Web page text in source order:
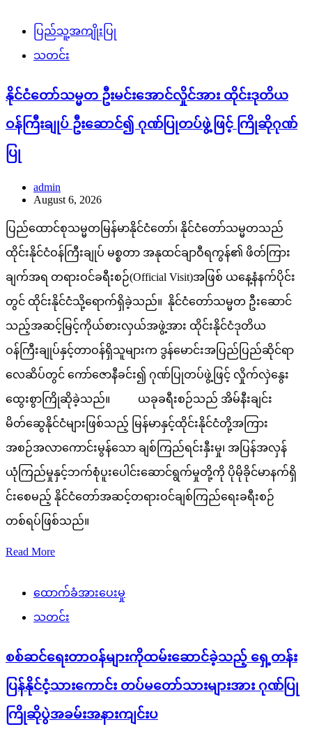
ပြည်သူ့အကျိုးပြု
သတင်း
နိုင်ငံတော်သမ္မတ ဦးမင်းအောင်လှိုင်အား ထိုင်းဒုတိယ
ဝန်ကြီးချုပ် ဦးဆောင်၍ ဂုဏ်ပြုတပ်ဖွဲ့ဖြင့် ကြိုဆိုဂုဏ်
ပြု
admin
August 6, 2026
ပြည်ထောင်စုသမ္မတမြန်မာနိုင်ငံတော်၊ နိုင်ငံတော်သမ္မတသည်
ထိုင်းနိုင်ငံဝန်ကြီးချုပ် မစ္စတာ အနုထင်ချာဝီရကွန်၏ ဖိတ်ကြား
ချက်အရ တရားဝင်ခရီးစဉ်(Official Visit)အဖြစ် ယနေ့နံနက်ပိုင်း
တွင် ထိုင်းနိုင်ငံသို့ရောက်ရှိခဲ့သည်။ နိုင်ငံတော်သမ္မတ ဦးဆောင်
သည့်အဆင့်မြင့်ကိုယ်စားလှယ်အဖွဲ့အား ထိုင်းနိုင်ငံဒုတိယ
ဝန်ကြီးချုပ်နှင့်တာဝန်ရှိသူများက ဒွန်မောင်းအပြည်ပြည်ဆိုင်ရာ
လေဆိပ်တွင် ကော်ဇောနီခင်း၍ ဂုဏ်ပြုတပ်ဖွဲ့ဖြင့် လှိုက်လှဲနွေး
ထွေးစွာကြိုဆိုခဲ့သည်။ ယခုခရီးစဉ်သည် အိမ်နီးချင်း
မိတ်ဆွေနိုင်ငံများဖြစ်သည့် မြန်မာနှင့်ထိုင်းနိုင်ငံတို့အကြား
အစဉ်အလာကောင်းမွန်သော ချစ်ကြည်ရင်းနှီးမှု၊ အပြန်အလှန်
ယုံကြည်မှုနှင့်ဘက်စုံပူးပေါင်းဆောင်ရွက်မှုတို့ကို ပိုမိုခိုင်မာနက်ရှိ
င်းစေမည့် နိုင်ငံတော်အဆင့်တရားဝင်ချစ်ကြည်ရေးခရီးစဉ်
တစ်ရပ်ဖြစ်သည်။
Read More
ထောက်ခံအားပေးမှု
သတင်း
စစ်ဆင်ရေးတာဝန်များကိုထမ်းဆောင်ခဲ့သည့် ရှေ့တန်း
ပြန်နိုင်ငံ့သားကောင်း တပ်မတော်သားများအား ဂုဏ်ပြု
ကြိုဆိုပွဲအခမ်းအနားကျင်းပ